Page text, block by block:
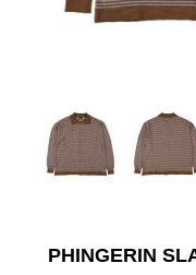
PHINGERIN